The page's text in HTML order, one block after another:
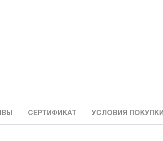
СЕРТИФИКАТ УСЛОВИЯ ПОКУПКИ